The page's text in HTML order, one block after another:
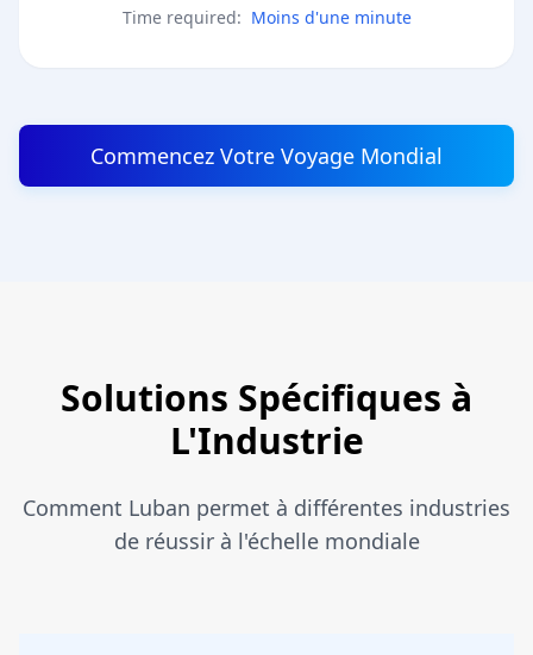
Time required: Moins d'une minute
Commencez Votre Voyage Mondial
Solutions Spécifiques à
L'Industrie
Comment Luban permet à différentes industries
de réussir à l'échelle mondiale